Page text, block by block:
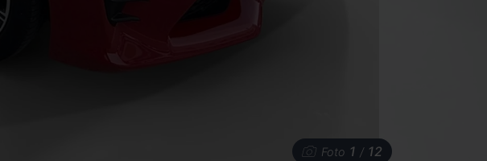
Foto 1 / 12